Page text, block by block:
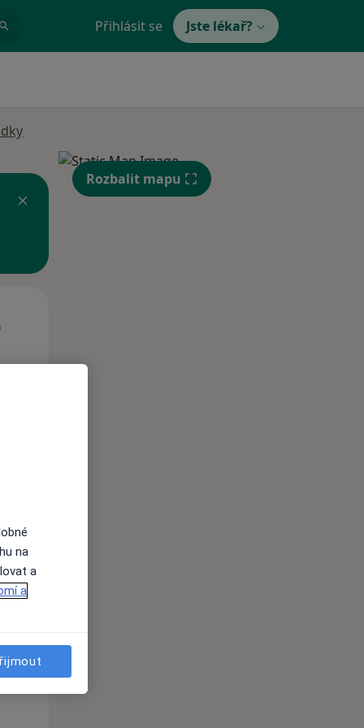
Přihlásit se Jste lékař?
11 Srpen
Rozbalit mapu
na
a
a